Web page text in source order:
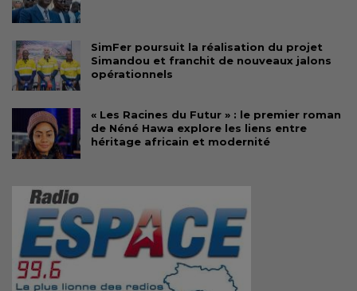
SimFer poursuit la réalisation du projet
Simandou et franchit de nouveaux jalons
opérationnels
« Les Racines du Futur » : le premier roman
de Néné Hawa explore les liens entre
héritage africain et modernité